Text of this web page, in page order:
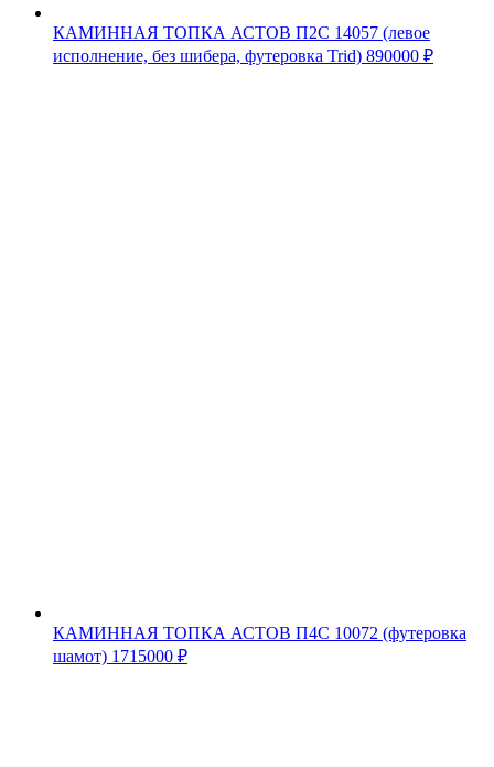
КАМИННАЯ ТОПКА АСТОВ П2С 14057 (левое
исполнение, без шибера, футеровка Trid) 890000 ₽
КАМИННАЯ ТОПКА АСТОВ П4С 10072 (футеровка
шамот) 1715000 ₽